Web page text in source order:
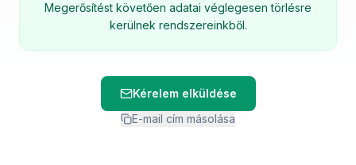
Megerősítést követően adatai véglegesen törlésre
kerülnek rendszereinkből.
Kérelem elküldése
E-mail cím másolása